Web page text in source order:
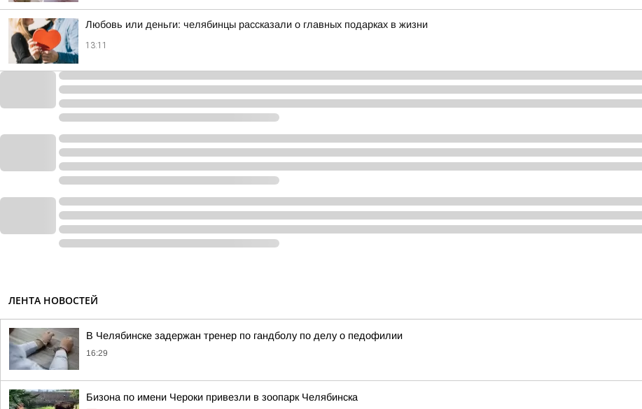
Любовь или деньги: челябинцы рассказали о главных подарках в жизни
13:11
ЛЕНТА НОВОСТЕЙ
В Челябинске задержан тренер по гандболу по делу о педофилии
16:29
Бизона по имени Чероки привезли в зоопарк Челябинска